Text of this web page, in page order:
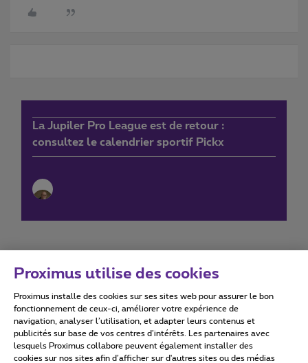
La Jupiler Pro League est de retour :
consultez le calendrier sportif Pickx
Conditions d'utilisation Accessibility statement
Proximus utilise des cookies
Proximus installe des cookies sur ses sites web pour assurer le bon
fonctionnement de ceux-ci, améliorer votre expérience de
navigation, analyser l’utilisation, et adapter leurs contenus et
publicités sur base de vos centres d’intérêts. Les partenaires avec
lesquels Proximus collabore peuvent également installer des
cookies sur nos sites afin d’afficher sur d'autres sites ou des médias